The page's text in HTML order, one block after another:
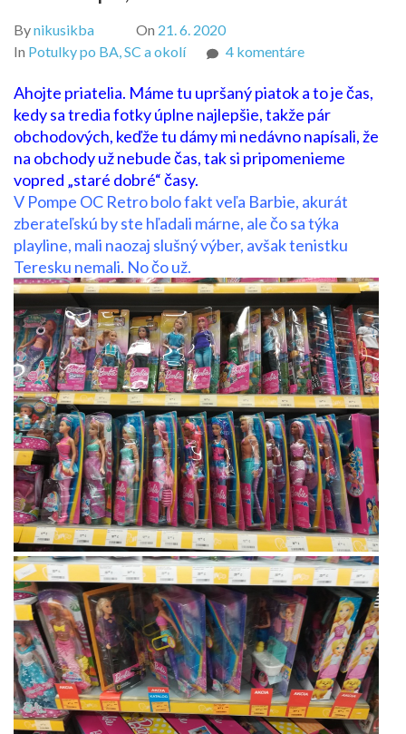
Bynikusikba On 21. 6. 2020
In Potulky po BA, SC a okolí 4 komentárena
Pompo,
1x
Dráčik
Ahojte priatelia. Máme tu upršaný piatok a to je čas,
kedy sa tredia fotky úplne najlepšie, takže pár
obchodových, keďže tu dámy mi nedávno napísali, že
na obchody už nebude čas, tak si pripomenieme
vopred „staré dobré“ časy.
V Pompe OC Retro bolo fakt veľa Barbie, akurát
zberateľskú by ste hľadali márne, ale čo sa týka
playline, mali naozaj slušný výber, avšak tenistku
Teresku nemali. No čo už.